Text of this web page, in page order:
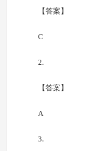
【答案】
C
2.
【答案】
A
3.